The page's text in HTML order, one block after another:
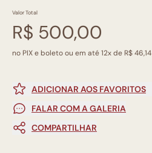
Valor Total
R$ 500,00
no PIX e boleto ou em até 12x de R$ 46,14
ADICIONAR AOS FAVORITOS
FALAR COM A GALERIA
COMPARTILHAR